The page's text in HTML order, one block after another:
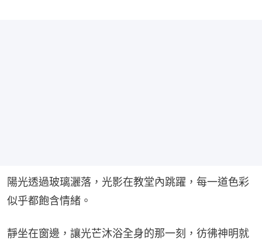
陽光透過玻璃灑落，光影在教堂內跳躍，每一道色彩
似乎都飽含情緒。
靜坐在窗邊，讓光芒沐浴全身的那一刻，彷彿神明就